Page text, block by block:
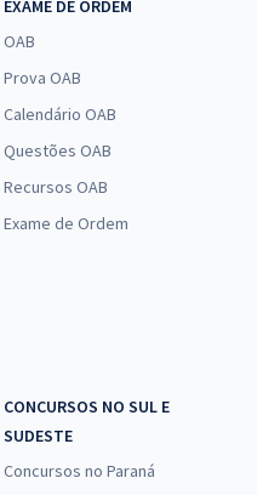
EXAME DE ORDEM
OAB
Prova OAB
Calendário OAB
Questões OAB
Recursos OAB
Exame de Ordem
CONCURSOS NO SUL E
SUDESTE
Concursos no Paraná